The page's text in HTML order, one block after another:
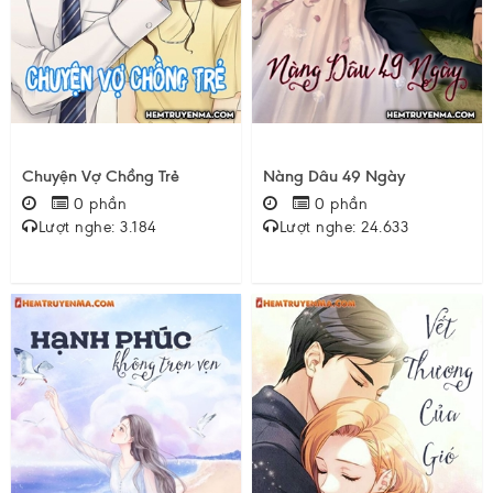
Chuyện Vợ Chồng Trẻ
0 phần
Lượt nghe: 3.184
Nàng Dâu 49 Ngày
0 phần
Lượt nghe: 24.633